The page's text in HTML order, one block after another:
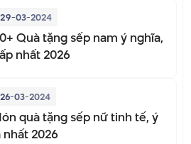
03-2024
Quà tặng sếp nam ý nghĩa,
nhất 2026
03-2024
quà tặng sếp nữ tinh tế, ý
nhất 2026